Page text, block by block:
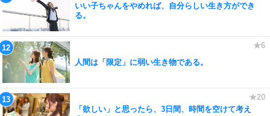
いい子ちゃんをやめれば、自分らしい生き方ができ
る。
人間は「限定」に弱い生き物である。
「欲しい」と思ったら、3日間、時間を空けて考え